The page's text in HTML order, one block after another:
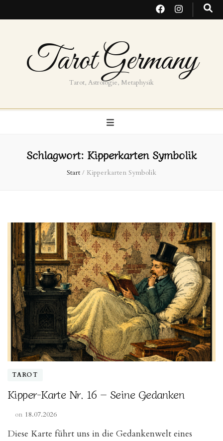
Tarot Germany
Tarot, Astrologie, Metaphysik
Schlagwort: Kipperkarten Symbolik
Start / Kipperkarten Symbolik
TAROT
Kipper-Karte Nr. 16 – Seine Gedanken
on 18.07.2026
Diese Karte führt uns in die Gedankenwelt eines